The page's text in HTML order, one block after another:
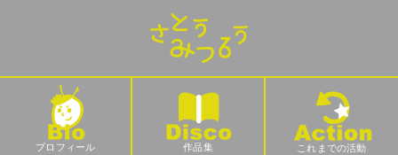
プロフィール 作品集 これまでの活動